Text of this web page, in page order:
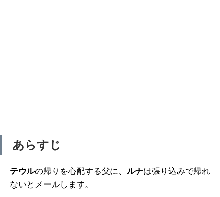
あらすじ
テウルの帰りを心配する父に、 ルナは張り込みで帰れ
ないとメールします。